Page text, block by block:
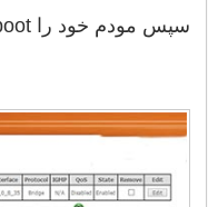
سپس مودم خود را Reboot کنید.